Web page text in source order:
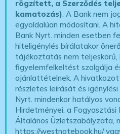
rögzített, a Szerződés
kamatozás). A Bank nem
egyoldalúan módosítani. A
Bank Nyrt. minden esetben
hiteligénylés bírálatakor
tájékoztatás nem teljeskörű,
figyelemfelkeltést szolgálja
ajánlattételnek. A
részletes leírását és
Nyrt. mindenkor hatályos
Hirdetményei, a Fogyasztási
Általános Üzletszabályzata,
https://westnotebook.hu/